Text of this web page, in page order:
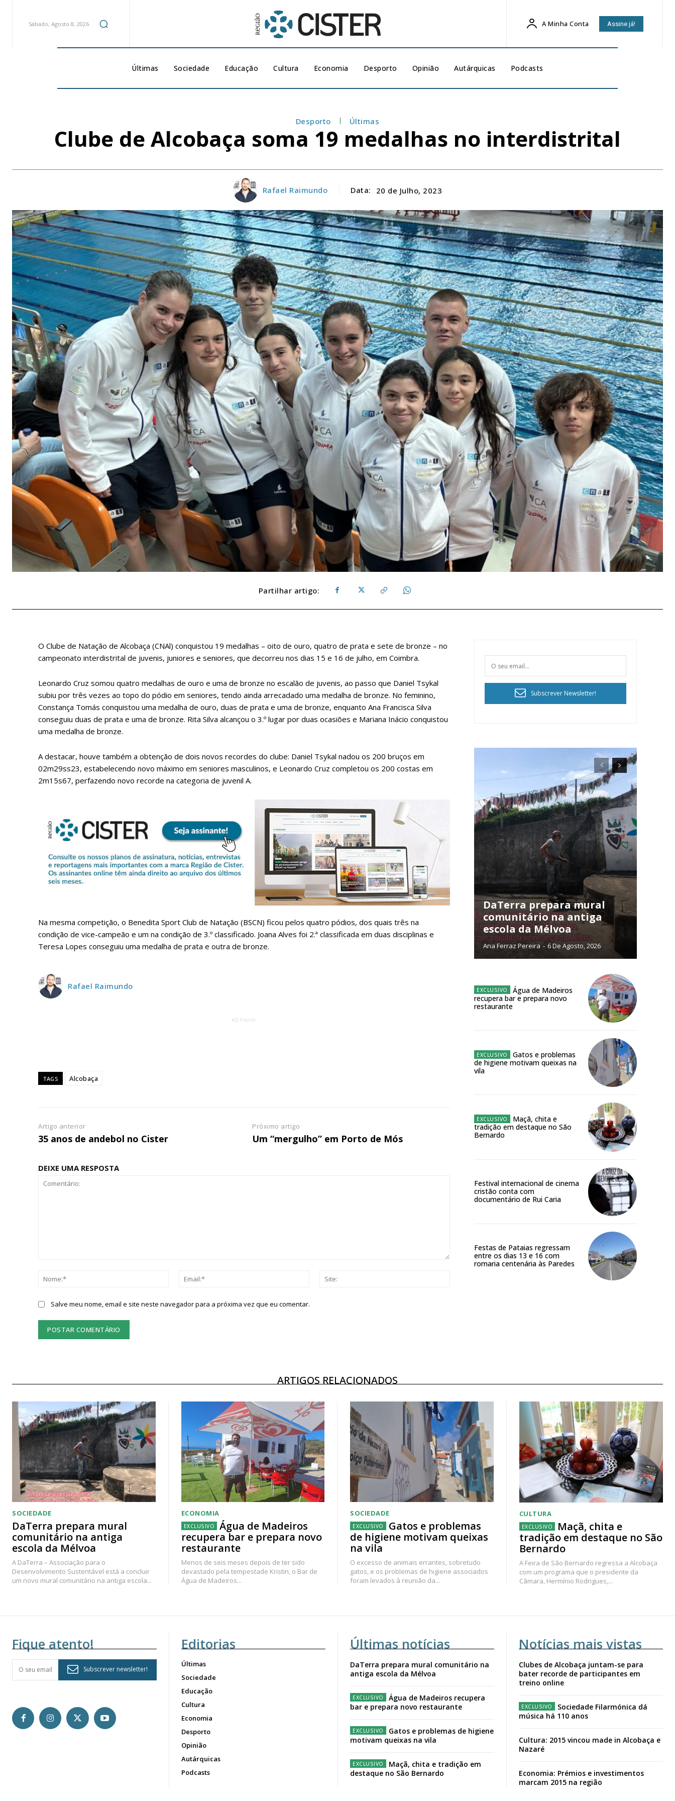
Planos de Assinatura
Faça-se assinante do Região de Cister e ajude-nos a manter este serviço público!
Sendo assinante terá acesso a todos os conteúdos exclusivos e versões digitais.
Escolha o plano de assinatura desejado:
ASSINATURA
IMPRESSA
32€
ASSINATURA
DIGITAL ANUAL
12 meses
Acesso ao conteúdo online
Sábado, Agosto 8, 2026 A Minha Conta Assine já!
Últimas Sociedade Educação Cultura Economia Desporto Opinião Autárquicas Podcasts
Desporto Últimas
Clube de Alcobaça soma 19 medalhas no interdistrital
Rafael Raimundo Data: 20 de Julho, 2023
Partilhar artigo:
O Clube de Natação de Alcobaça (CNAl) conquistou 19 medalhas – oito de ouro, quatro de prata e sete de bronze – no
campeonato interdistrital de juvenis, juniores e seniores, que decorreu nos dias 15 e 16 de julho, em Coimbra.
Leonardo Cruz somou quatro medalhas de ouro e uma de bronze no escalão de juvenis, ao passo que Daniel Tsykal
subiu por três vezes ao topo do pódio em seniores, tendo ainda arrecadado uma medalha de bronze. No feminino,
Constança Tomás conquistou uma medalha de ouro, duas de prata e uma de bronze, enquanto Ana Francisca Silva
conseguiu duas de prata e uma de bronze. Rita Silva alcançou o 3.º lugar por duas ocasiões e Mariana Inácio conquistou
uma medalha de bronze.
A destacar, houve também a obtenção de dois novos recordes do clube: Daniel Tsykal nadou os 200 bruços em
02m29ss23, estabelecendo novo máximo em seniores masculinos, e Leonardo Cruz completou os 200 costas em
2m15s67, perfazendo novo recorde na categoria de juvenil A.
Na mesma competição, o Benedita Sport Club de Natação (BSCN) ficou pelos quatro pódios, dos quais três na
condição de vice-campeão e um na condição de 3.º classificado. Joana Alves foi 2.ª classificada em duas disciplinas e
Teresa Lopes conseguiu uma medalha de prata e outra de bronze.
Rafael Raimundo
AD Footer
TAGS Alcobaça
Artigo anterior
35 anos de andebol no Cister
Próximo artigo
Um “mergulho” em Porto de Mós
DEIXE UMA RESPOSTA
Nome:*
Email:*
Salve meu nome, email e site neste navegador para a próxima vez que eu comentar.
Subscrever Newsletter!
DaTerra prepara mural
comunitário na antiga
escola da Mélvoa
Ana Ferraz Pereira - 6 De Agosto, 2026
Água de Madeiros
recupera bar e prepara novo
restaurante
Gatos e problemas
de higiene motivam queixas na
vila
Maçã, chita e
tradição em destaque no São
Bernardo
Festival internacional de cinema
cristão conta com
documentário de Rui Caria
Festas de Pataias regressam
entre os dias 13 e 16 com
romaria centenária às Paredes
ARTIGOS RELACIONADOS
SOCIEDADE
DaTerra prepara mural
comunitário na antiga
escola da Mélvoa
A DaTerra – Associação para o
Desenvolvimento Sustentável está a concluir
um novo mural comunitário na antiga escola...
ECONOMIA
Água de Madeiros
recupera bar e prepara novo
restaurante
Menos de seis meses depois de ter sido
devastado pela tempestade Kristin, o Bar de
Água de Madeiros...
SOCIEDADE
Gatos e problemas
de higiene motivam queixas
na vila
O excesso de animais errantes, sobretudo
gatos, e os problemas de higiene associados
foram levados à reunião da...
CULTURA
Maçã, chita e
tradição em destaque no São
Bernardo
A Feira de São Bernardo regressa a Alcobaça
com um programa que o presidente da
Câmara, Hermínio Rodrigues,...
Fique atento!
Subscrever newsletter!
Editorias
Últimas
Sociedade
Educação
Cultura
Economia
Desporto
Opinião
Autárquicas
Podcasts
Últimas notícias
DaTerra prepara mural comunitário na
antiga escola da Mélvoa
Água de Madeiros recupera
bar e prepara novo restaurante
Gatos e problemas de higiene
motivam queixas na vila
Maçã, chita e tradição em
destaque no São Bernardo
Notícias mais vistas
Clubes de Alcobaça juntam-se para
bater recorde de participantes em
treino online
Sociedade Filarmónica dá
música há 110 anos
Cultura: 2015 vincou made in Alcobaça e
Nazaré
Economia: Prémios e investimentos
marcam 2015 na região